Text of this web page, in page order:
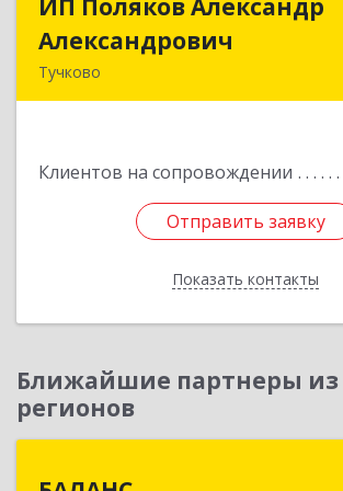
ИП Поляков Александр
Александрович
Тучково
Клиентов на сопровождении
Отправить заявку
Показать контакты
ИП Поляков
Отправить заявку
Назад
Ближайшие партнеры из
регионов